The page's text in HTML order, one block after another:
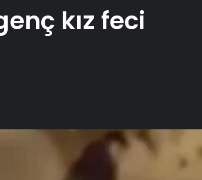
kız feci